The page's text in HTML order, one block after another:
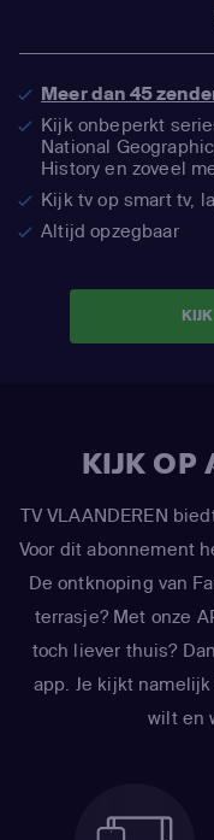
Meer dan 45
Kijk onbeperkt
National
History en zoveel
Kijk tv op smart tv,
Altijd opzegbaar
KIJK OP
TV VLAANDEREN
Voor dit abonnement
De ontknoping van
terrasje? Met onze
toch liever thuis?
app. Je kijkt
wilt en